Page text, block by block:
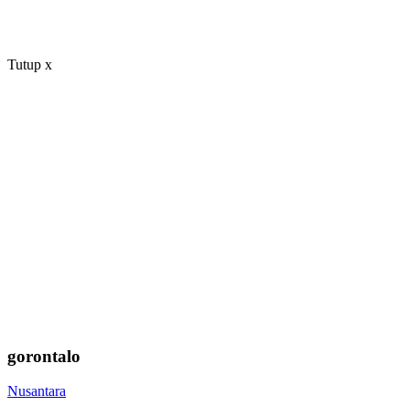
Tutup x
gorontalo
Nusantara